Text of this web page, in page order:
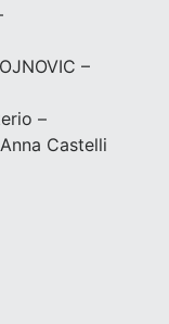
–
–
Castelli